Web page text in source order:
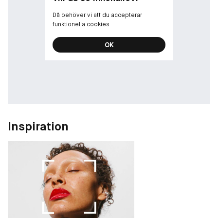
Då behöver vi att du accepterar
funktionella cookies
OK
Inspiration